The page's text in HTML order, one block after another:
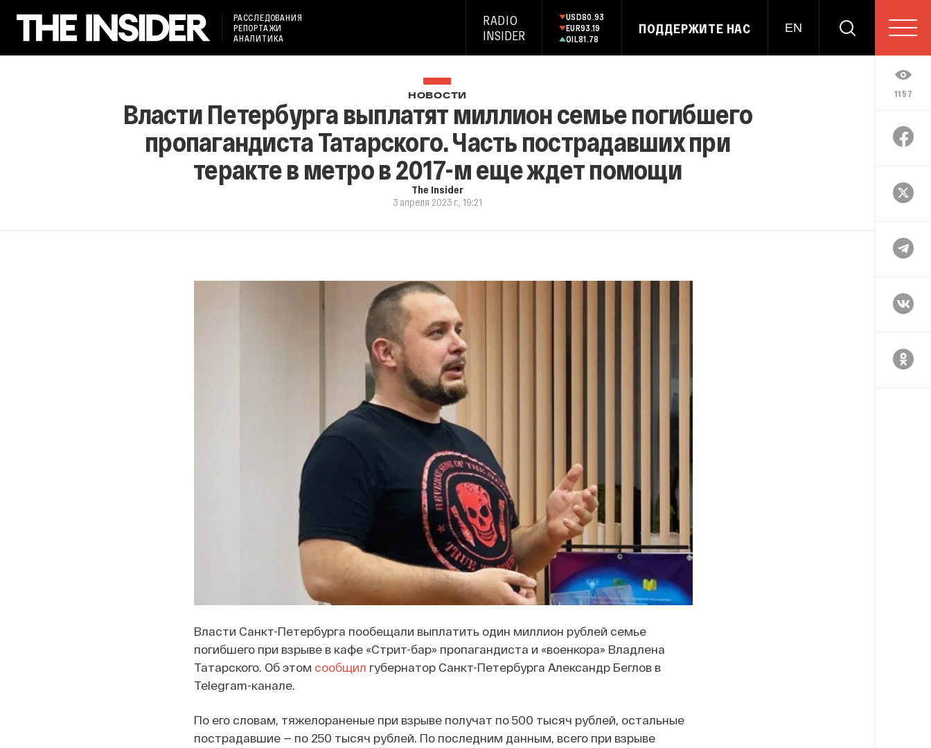
РАССЛЕДОВАНИЯ
РЕПОРТАЖИ
АНАЛИТИКА
RADIO
INSIDER
USD80.93
EUR93.19
OIL81.78
ПОДДЕРЖИТЕ НАС EN
1157
НОВОСТИ
Власти Петербурга выплатят миллион семье погибшего
пропагандиста Татарского. Часть пострадавших при
теракте в метро в 2017-м еще ждет помощи
The Insider
3 апреля 2023 г., 19:21
Власти Санкт-Петербурга пообещали выплатить один миллион рублей семье
погибшего при взрыве в кафе «Стрит-бар» пропагандиста и «военкора» Владлена
Татарского. Об этом сообщил губернатор Санкт-Петербурга Александр Беглов в
Telegram-канале.
По его словам, тяжелораненые при взрыве получат по 500 тысяч рублей, остальные
пострадавшие — по 250 тысяч рублей. По последним данным, всего при взрыве